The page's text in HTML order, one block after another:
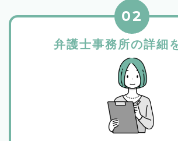
弁護士事務所の詳細
02